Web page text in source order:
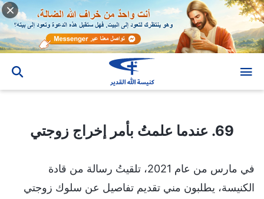
69. عندما علمتُ بأمر إخراج زوجتي
في مارس من عام 2021، تلقيتُ رسالة من قادة
الكنيسة، يطلبون مني تقديم تفاصيل عن سلوك زوجتي